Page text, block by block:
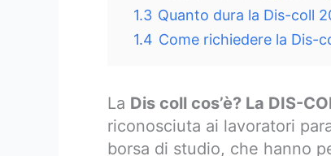
1.3 Quanto dura la Dis-coll
1.4 Come richiedere la Dis-
La Dis coll cos’è? La DIS-
riconosciuta ai lavoratori
borsa di studio, che hanno